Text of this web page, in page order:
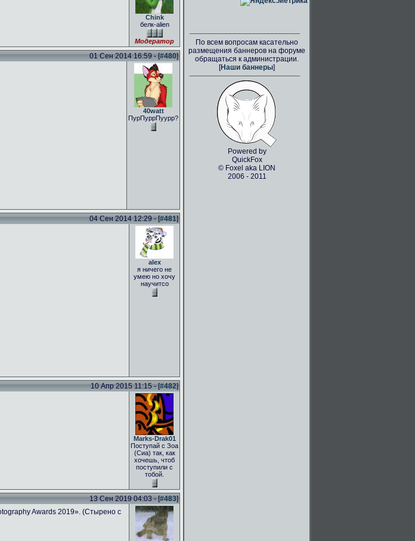
Chink
белк-alien
Модератор
01 Сен 2014 16:59 - [#480]
40watt
ПурПуррПуурр?
04 Сен 2014 12:29 - [#481]
alex
я ничего не
умею но хочу
научитсо
10 Апр 2015 11:15 - [#482]
Marks-Drak01
Поступай с Зоа
(Сиа) так, как
хочешь, чтоб
поступили с
тобой.
13 Сен 2019 04:03 - [#483]
Awards 2019». (Стырено с
По всем вопросам касательно
размещения баннеров на форуме
обращаться к администрации.
[Наши баннеры]
Powered by
QuickFox
© Foxel aka LION
2006 - 2011